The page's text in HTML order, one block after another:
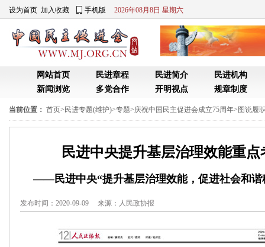
设为首页 加入收藏 手机版 2026年08月8日 星期六
网站首页 民进章程 民进简介
民进机构
新闻浏览
多党合作 开明视点 规章制度
当前位置： 首页> 民进专题(维护)>专题>庆祝中国民主促进会成立75周年> 图说履
民进中央提升基层治理效能重
——民进中央“提升基层治理效能，促进社会和谐
发布时间：2020-09-09 来源： 人民政协报